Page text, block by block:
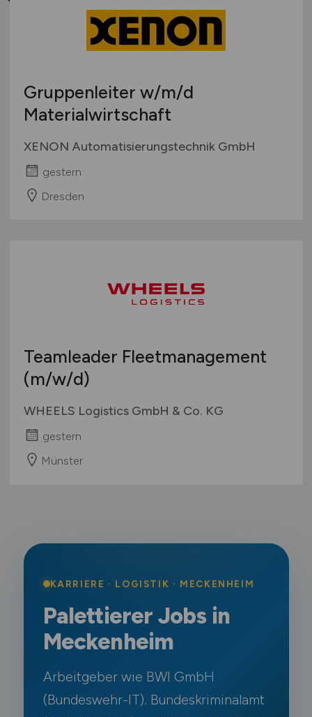
Gruppenleiter w/m/d
Materialwirtschaft
XENON Automatisierungstechnik GmbH
gestern
Dresden
Teamleader Fleetmanagement
(m/w/d)
WHEELS Logistics GmbH & Co. KG
gestern
Münster
KARRIERE · LOGISTIK · MECKENHEIM
Palettierer Jobs in
Meckenheim
Arbeitgeber wie BWI GmbH
(Bundeswehr-IT). Bundeskriminalamt